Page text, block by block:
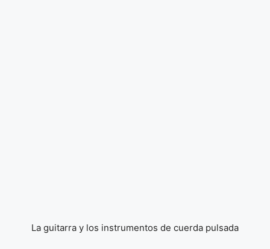
La guitarra y los instrumentos de cuerda pulsada